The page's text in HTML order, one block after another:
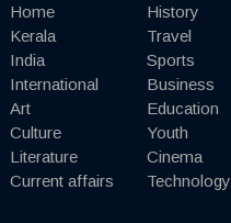
Home
Kerala
India
International
Art
Culture
Literature
Current affairs
History
Travel
Sports
Business
Education
Youth
Cinema
Technology